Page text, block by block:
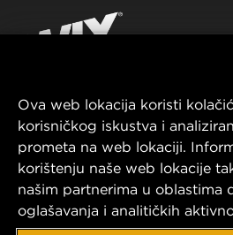
KONTAKTIRAJTE NAS
IMPRESSUM
YouTube
MANN+HUMMEL FT Poland
ul. Wrocławska 145,
63-800 GOSTYŃ, POLAND
Tel. +48 65 572 89 00
E-mail:info@mann-
Ova web lokacija koristi
korisničkog iskustva i
prometa na web lokaciji.
korištenju naše web lokacije
našim partnerima u oblastima
oglašavanja i analitičkih